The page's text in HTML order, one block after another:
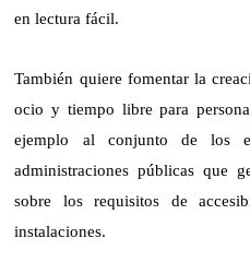
en lectura fácil.
También quiere fomentar la
ocio y tiempo libre para
ejemplo al conjunto de los
administraciones públicas que
sobre los requisitos de
instalaciones.